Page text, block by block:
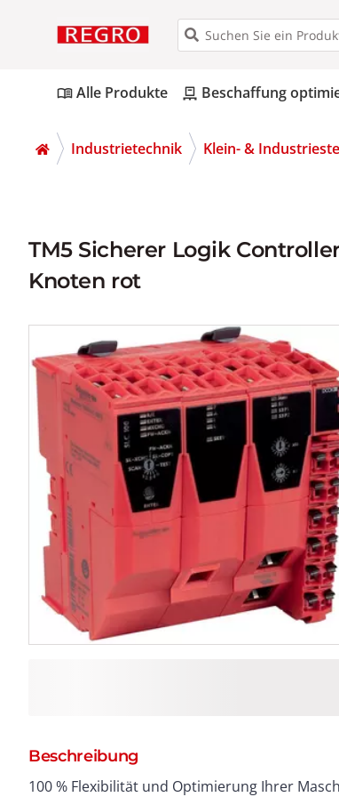
menu_bookAlle Produkte pallet Beschaffung
Industrietechnik Klein- &
TM5 Sicherer Logik
Knoten rot
Beschreibung
100 % Flexibilität und Optimierung Ihrer
E/A -Inseln. Das modulare E/A -System